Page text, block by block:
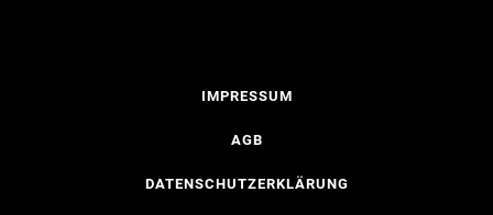
IMPRESSUM
AGB
DATENSCHUTZERKLÄRUNG